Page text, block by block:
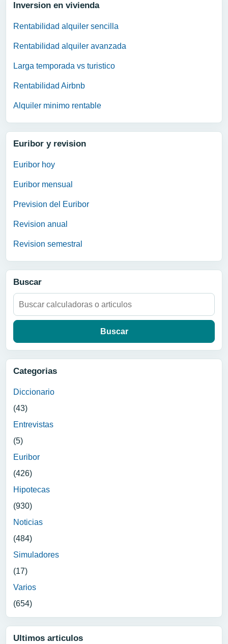
Inversion en vivienda
Rentabilidad alquiler sencilla
Rentabilidad alquiler avanzada
Larga temporada vs turistico
Rentabilidad Airbnb
Alquiler minimo rentable
Euribor y revision
Euribor hoy
Euribor mensual
Prevision del Euribor
Revision anual
Revision semestral
Buscar
Buscar:
Categorias
Diccionario
(43)
Entrevistas
(5)
Euribor
(426)
Hipotecas
(930)
Noticias
(484)
Simuladores
(17)
Varios
(654)
Ultimos articulos